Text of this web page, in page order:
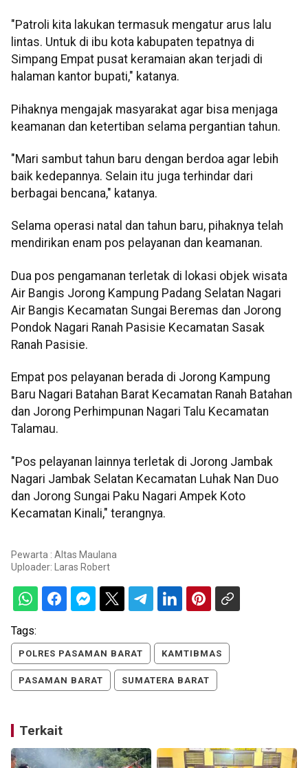
"Patroli kita lakukan termasuk mengatur arus lalu
lintas. Untuk di ibu kota kabupaten tepatnya di
Simpang Empat pusat keramaian akan terjadi di
halaman kantor bupati," katanya.
Pihaknya mengajak masyarakat agar bisa menjaga
keamanan dan ketertiban selama pergantian tahun.
"Mari sambut tahun baru dengan berdoa agar lebih
baik kedepannya. Selain itu juga terhindar dari
berbagai bencana," katanya.
Selama operasi natal dan tahun baru, pihaknya telah
mendirikan enam pos pelayanan dan keamanan.
Dua pos pengamanan terletak di lokasi objek wisata
Air Bangis Jorong Kampung Padang Selatan Nagari
Air Bangis Kecamatan Sungai Beremas dan Jorong
Pondok Nagari Ranah Pasisie Kecamatan Sasak
Ranah Pasisie.
Empat pos pelayanan berada di Jorong Kampung
Baru Nagari Batahan Barat Kecamatan Ranah Batahan
dan Jorong Perhimpunan Nagari Talu Kecamatan
Talamau.
"Pos pelayanan lainnya terletak di Jorong Jambak
Nagari Jambak Selatan Kecamatan Luhak Nan Duo
dan Jorong Sungai Paku Nagari Ampek Koto
Kecamatan Kinali," terangnya.
Pewarta : Altas Maulana
Uploader:
Laras Robert
Tags:
POLRES PASAMAN BARAT KAMTIBMAS
PASAMAN BARAT SUMATERA BARAT
Terkait